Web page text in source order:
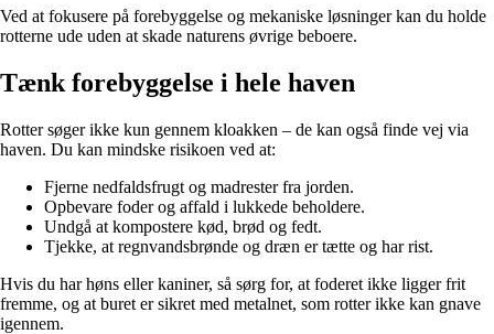
Ved at fokusere på forebyggelse og mekaniske løsninger kan du holde
rotterne ude uden at skade naturens øvrige beboere.
Tænk forebyggelse i hele haven
Rotter søger ikke kun gennem kloakken – de kan også finde vej via
haven. Du kan mindske risikoen ved at:
Fjerne nedfaldsfrugt og madrester fra jorden.
Opbevare foder og affald i lukkede beholdere.
Undgå at kompostere kød, brød og fedt.
Tjekke, at regnvandsbrønde og dræn er tætte og har rist.
Hvis du har høns eller kaniner, så sørg for, at foderet ikke ligger frit
fremme, og at buret er sikret med metalnet, som rotter ikke kan gnave
igennem.